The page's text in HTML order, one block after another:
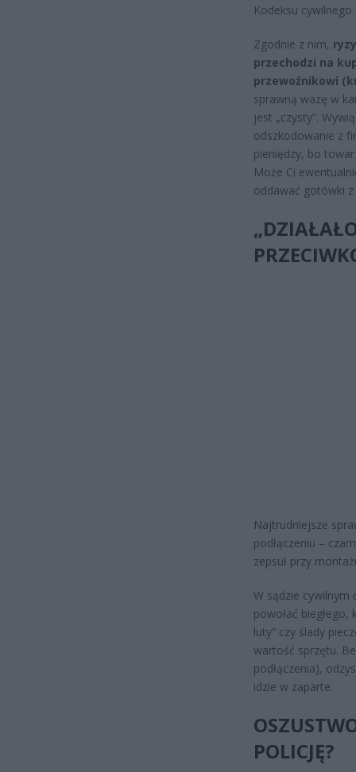
Kodeksu cywilnego.
Zgodnie z nim,
przechodzi na
przewoźnikowi
sprawną wazę w
jest „czysty”.
odszkodowanie z
pieniędzy, bo
Może Ci
oddawać gotówki z
Najtrudniejsze
podłączeniu –
zepsuł przy
W sądzie cywilnym
powołać biegłego,
luty” czy ślady
wartość sprzętu.
podłączenia),
idzie w zaparte.
POLICJĘ?